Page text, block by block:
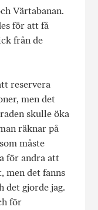
Värtabanan.
för att få
från de
reservera
men det
skulle öka
räknar på
måste
för andra att
men det fanns
det gjorde jag.
för